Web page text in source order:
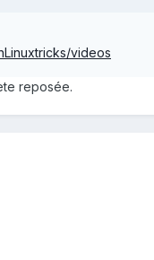
videos
reposée.